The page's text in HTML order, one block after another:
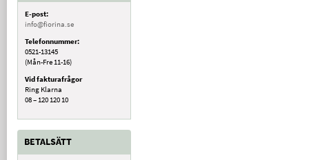
E-post:
info@fiorina.se
Telefonnummer:
0521-13145
(Mån-Fre 11-16)
Vid fakturafrågor
Ring Klarna
08 – 120 120 10
BETALSÄTT